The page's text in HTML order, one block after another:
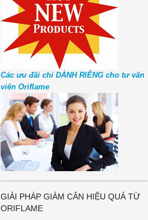
Các ưu đãi chỉ DÀNH RIÊNG cho tư vấn
viên Oriflame
GIẢI PHÁP GIẢM CÂN HIỆU QUẢ TỪ
ORIFLAME